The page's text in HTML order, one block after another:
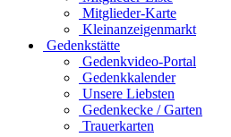
Mitglieder-Karte
Kleinanzeigenmarkt
Gedenkstätte
Gedenkvideo-Portal
Gedenkkalender
Unsere Liebsten
Gedenkecke / Garten
Trauerkarten